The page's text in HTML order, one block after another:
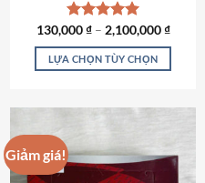
Được xếp
hạng5.00
5 sao
130,000₫– 2,100,000₫
LỰA CHỌN TÙY CHỌN
nhiều
biến
Giảm giá!